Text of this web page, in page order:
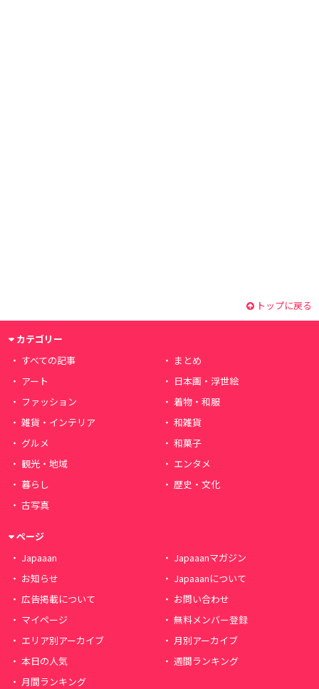
トップに戻る
カテゴリー
すべての記事
まとめ
アート
日本画・浮世絵
ファッション
着物・和服
雑貨・インテリア
和雑貨
グルメ
和菓子
観光・地域
エンタメ
暮らし
歴史・文化
古写真
ページ
Japaaan
Japaaanマガジン
お知らせ
Japaaanについて
広告掲載について
お問い合わせ
マイページ
無料メンバー登録
エリア別アーカイブ
月別アーカイブ
本日の人気
週間ランキング
月間ランキング